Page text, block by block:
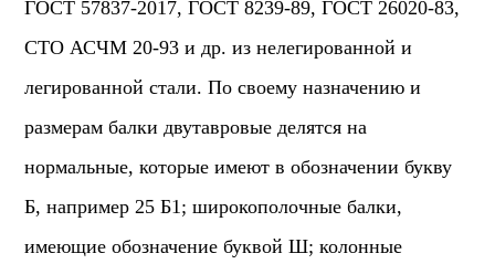
ГОСТ 57837-2017,ГОСТ 8239-89, ГОСТ 26020-83,
СТО АСЧМ 20-93 и др. из нелегированной и
легированной стали.По своему назначению и
размерам балки двутавровые делятся на
нормальные, которые имеют в обозначении букву
Б, например 25 Б1; широкополочные балки,
имеющие обозначение буквой Ш; колонные